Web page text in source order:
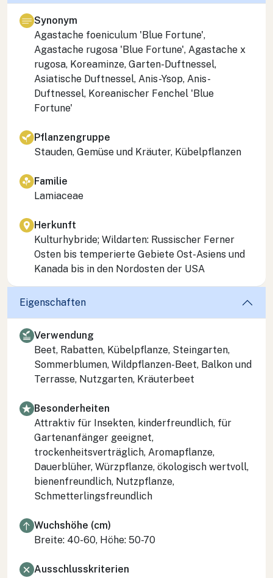
Synonym
Agastache foeniculum 'Blue Fortune',
Agastache rugosa 'Blue Fortune', Agastache x
rugosa, Koreaminze, Garten-Duftnessel,
Asiatische Duftnessel, Anis-Ysop, Anis-
Duftnessel, Koreanischer Fenchel 'Blue
Fortune'
Pflanzengruppe
Stauden, Gemüse und Kräuter, Kübelpflanzen
Familie
Lamiaceae
Herkunft
Kulturhybride; Wildarten: Russischer Ferner
Osten bis temperierte Gebiete Ost-Asiens und
Kanada bis in den Nordosten der USA
Eigenschaften
Verwendung
Beet, Rabatten, Kübelpflanze, Steingarten,
Sommerblumen, Wildpflanzen-Beet, Balkon und
Terrasse, Nutzgarten, Kräuterbeet
Besonderheiten
Attraktiv für Insekten, kinderfreundlich, für
Gartenanfänger geeignet,
trockenheitsverträglich, Aromapflanze,
Dauerblüher, Würzpflanze, ökologisch wertvoll,
bienenfreundlich, Nutzpflanze,
Schmetterlingsfreundlich
Wuchshöhe (cm)
Breite: 40-60, Höhe: 50-70
Ausschlusskriterien